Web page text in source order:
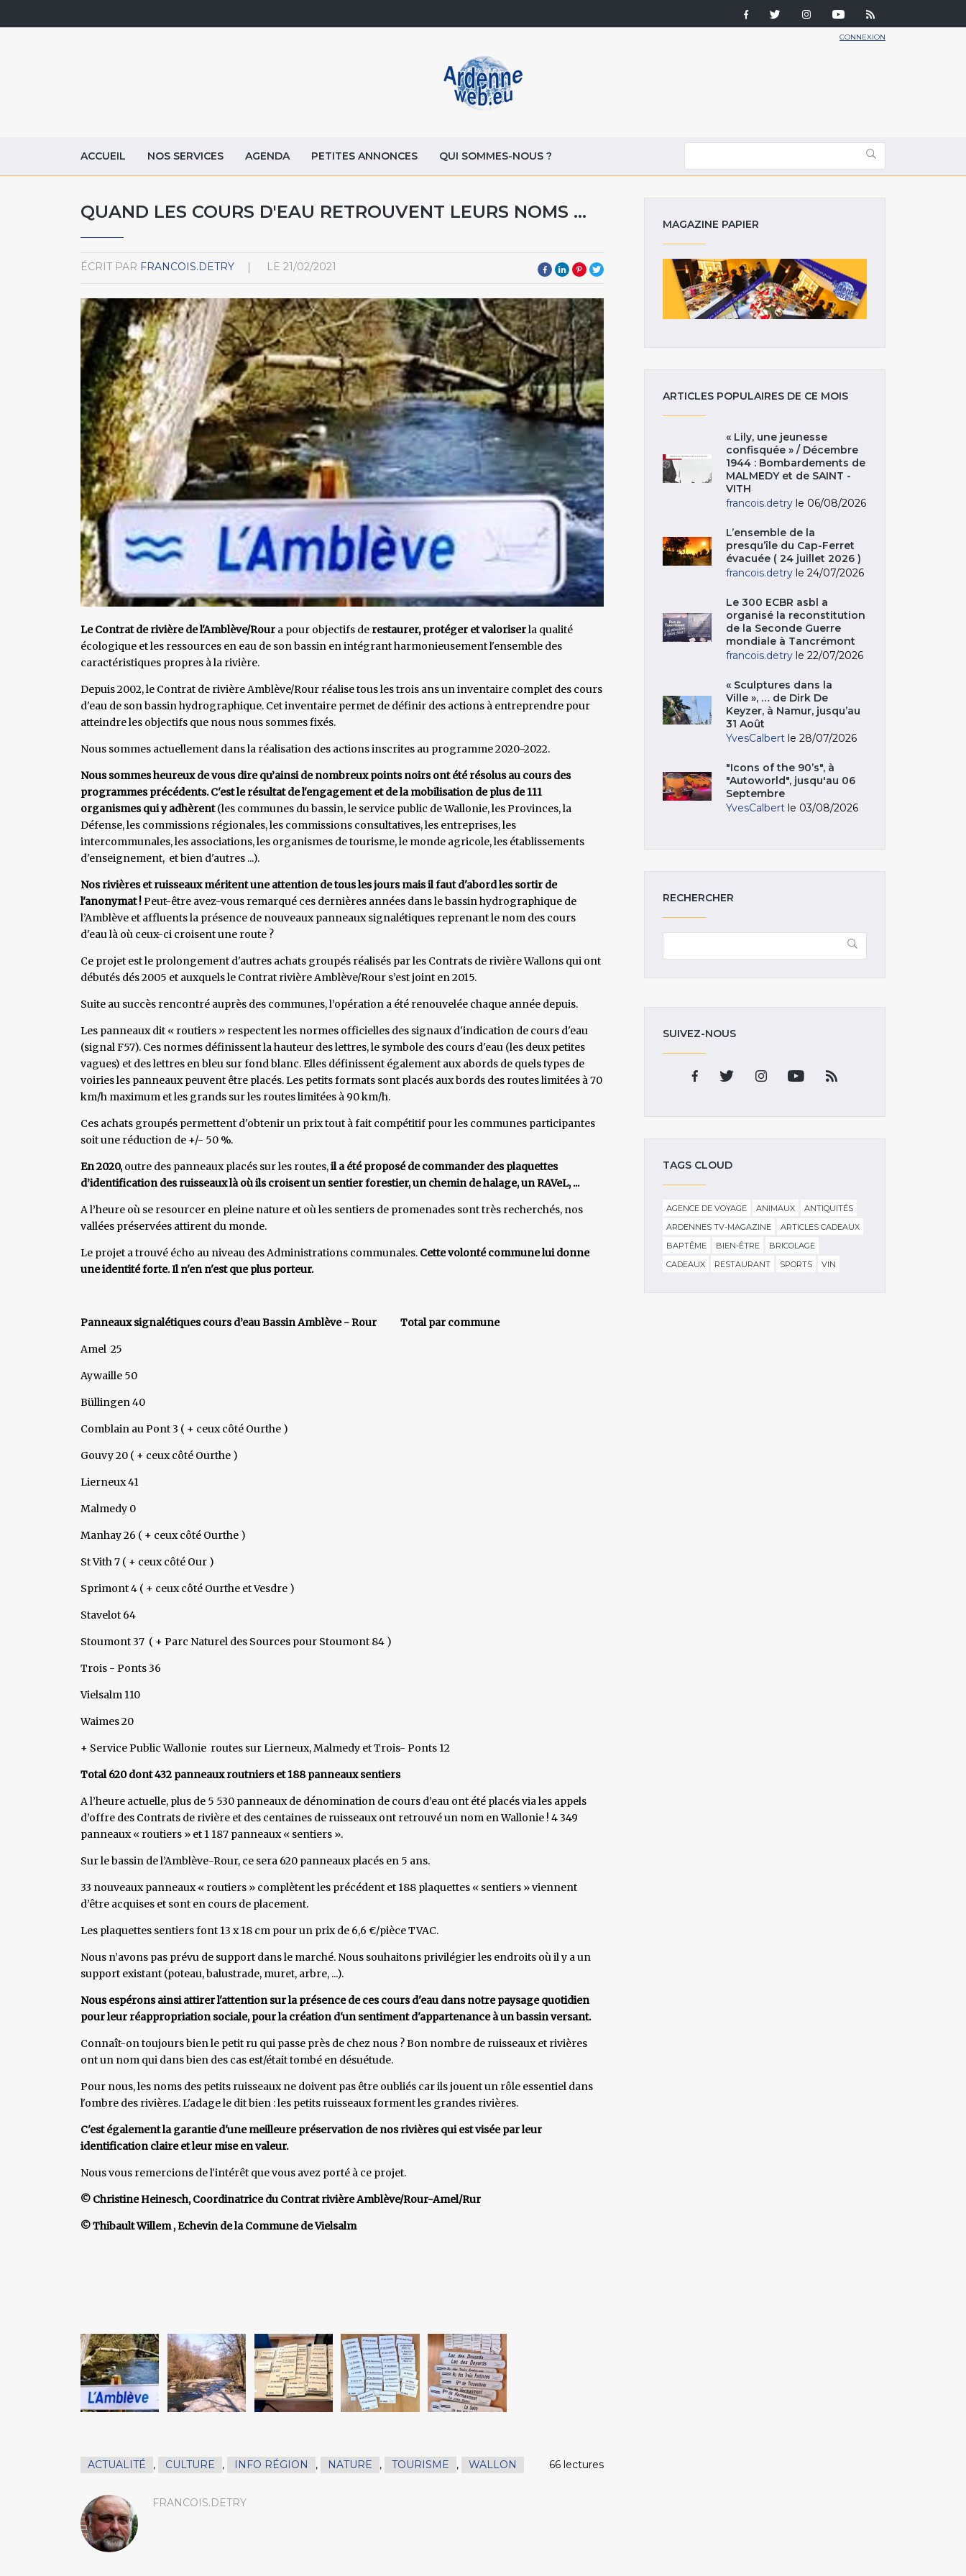
CONNEXION
ACCUEIL NOS SERVICES AGENDA PETITES ANNONCES QUI SOMMES-NOUS ?
QUAND LES COURS D'EAU RETROUVENT LEURS NOMS ...
ÉCRIT PAR FRANCOIS.DETRY LE 21/02/2021
Le Contrat de rivière de l'Amblève/Rour a pour objectifs de restaurer, protéger et valoriserla qualité
écologique et les ressources en eau de son bassin en intégrant harmonieusement l'ensemble des
caractéristiques propres à la rivière.
Depuis 2002, le Contrat de rivière Amblève/Rour réalise tous les trois ans un inventaire complet des cours
d'eau de son bassin hydrographique. Cet inventaire permet de définir des actions à entreprendre pour
atteindre les objectifs que nous nous sommes fixés.
Nous sommes actuellement dans la réalisation des actions inscrites au programme 2020-2022.
Nous sommes heureux de vous dire qu’ainsi de nombreux points noirs ont été résolus au cours des
programmes précédents. C'est le résultat de l'engagement et de la mobilisation de plus de 111
organismes qui y adhèrent(les communes du bassin, le service public de Wallonie, les Provinces, la
Défense, les commissions régionales, les commissions consultatives, les entreprises, les
intercommunales, les associations, les organismes de tourisme, le monde agricole, les établissements
d'enseignement, et bien d'autres ...).
Nos rivières et ruisseaux méritent une attention de tous les jours mais il faut d'abord les sortir de
l'anonymat !Peut-être avez-vous remarqué ces dernières années dans le bassin hydrographique de
l’Amblève et affluents la présence de nouveaux panneaux signalétiques reprenant le nom des cours
d'eau là où ceux-ci croisent une route ?
Ce projet est le prolongement d'autres achats groupés réalisés par les Contrats de rivière Wallons qui ont
débutés dés 2005 et auxquels le Contrat rivière Amblève/Rour s’est joint en 2015.
Suite au succès rencontré auprès des communes, l’opération a été renouvelée chaque année depuis.
Les panneaux dit « routiers » respectent les normes officielles des signaux d'indication de cours d'eau
(signal F57). Ces normes définissent la hauteur des lettres, le symbole des cours d'eau (les deux petites
vagues) et des lettres en bleu sur fond blanc. Elles définissent également aux abords de quels types de
voiries les panneaux peuvent être placés. Les petits formats sont placés aux bords des routes limitées à 70
km/h maximum et les grands sur les routes limitées à 90 km/h.
Ces achats groupés permettent d'obtenir un prix tout à fait compétitif pour les communes participantes
soit une réduction de +/- 50 %.
En 2020,outre des panneaux placés sur les routes,il a été proposé de commander des plaquettes
d’identification des ruisseaux là où ils croisent un sentier forestier, un chemin de halage, un RAVeL, ...
A l’heure où se resourcer en pleine nature et où les sentiers de promenades sont très recherchés, nos
vallées préservées attirent du monde.
Le projet a trouvé écho au niveau des Administrations communales. Cette volonté commune lui donne
une identité forte. Il n'en n'est que plus porteur.
Panneaux signalétiques cours d’eau Bassin Amblève - Rour Total par commune
Amel 25
Aywaille 50
Büllingen 40
Comblain au Pont 3 ( + ceux côté Ourthe )
Gouvy 20 ( + ceux côté Ourthe )
Lierneux 41
Malmedy 0
Manhay 26 ( + ceux côté Ourthe )
St Vith 7 ( + ceux côté Our )
Sprimont 4 ( + ceux côté Ourthe et Vesdre )
Stavelot 64
Stoumont 37 ( + Parc Naturel des Sources pour Stoumont 84 )
Trois - Ponts 36
Vielsalm 110
Waimes 20
+ Service Public Wallonie routes sur Lierneux, Malmedy et Trois- Ponts 12
Total 620 dont 432 panneaux routniers et 188 panneaux sentiers
A l’heure actuelle, plus de 5 530 panneaux de dénomination de cours d’eau ont été placés via les appels
d’offre des Contrats de rivière et des centaines de ruisseaux ont retrouvé un nom en Wallonie ! 4 349
panneaux « routiers » et 1 187 panneaux « sentiers ».
Sur le bassin de l’Amblève-Rour, ce sera 620 panneaux placés en 5 ans.
33 nouveaux panneaux « routiers » complètent les précédent et 188 plaquettes « sentiers » viennent
d’être acquises et sont en cours de placement.
Les plaquettes sentiers font 13 x 18 cm pour un prix de 6,6 €/pièce TVAC.
Nous n’avons pas prévu de support dans le marché. Nous souhaitons privilégier les endroits où il y a un
support existant (poteau, balustrade, muret, arbre, ...).
Nous espérons ainsi attirer l'attention sur la présence de ces cours d'eau dans notre paysage quotidien
pour leur réappropriation sociale, pour la création d'un sentiment d'appartenance à un bassin versant.
Connaît-on toujours bien le petit ru qui passe près de chez nous ? Bon nombre de ruisseaux et rivières
ont un nom qui dans bien des cas est/était tombé en désuétude.
Pour nous, les noms des petits ruisseaux ne doivent pas être oubliés car ils jouent un rôle essentiel dans
l'ombre des rivières. L'adage le dit bien : les petits ruisseaux forment les grandes rivières.
C'est également la garantie d'une meilleure préservation de nos rivières qui est visée par leur
identification claire et leur mise en valeur.
Nous vous remercions de l'intérêt que vous avez porté à ce projet.
© Christine Heinesch, Coordinatrice du Contrat rivière Amblève/Rour-Amel/Rur
© Thibault Willem , Echevin de la Commune de Vielsalm
ACTUALITÉ , CULTURE , INFO RÉGION , NATURE , TOURISME , WALLON 66 lectures
FRANCOIS.DETRY
MAGAZINE PAPIER
ARTICLES POPULAIRES DE CE MOIS
« Lily, une jeunesse
confisquée » / Décembre
1944 : Bombardements de
MALMEDY et de SAINT -
VITH
francois.detry le 06/08/2026
L’ensemble de la
presqu’île du Cap-Ferret
évacuée ( 24 juillet 2026 )
francois.detry le 24/07/2026
Le 300 ECBR asbl a
organisé la reconstitution
de la Seconde Guerre
mondiale à Tancrémont
francois.detry le 22/07/2026
« Sculptures dans la
Ville », … de Dirk De
Keyzer, à Namur, jusqu’au
31 Août
YvesCalbert le 28/07/2026
"Icons of the 90’s", à
"Autoworld", jusqu'au 06
Septembre
YvesCalbert le 03/08/2026
RECHERCHER
SUIVEZ-NOUS
TAGS CLOUD
AGENCE DE VOYAGE ANIMAUX
ANTIQUITÉS
ARDENNES TV-MAGAZINE
ARTICLES CADEAUX
BAPTÊME
BIEN-ÊTRE
BRICOLAGE
CADEAUX
RESTAURANT SPORTS VIN